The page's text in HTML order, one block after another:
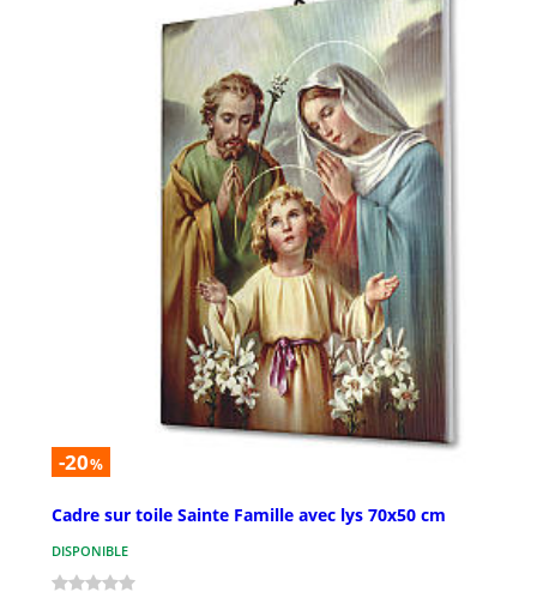
-20%
Cadre sur toile Sainte Famille avec lys 70x50 cm
DISPONIBLE